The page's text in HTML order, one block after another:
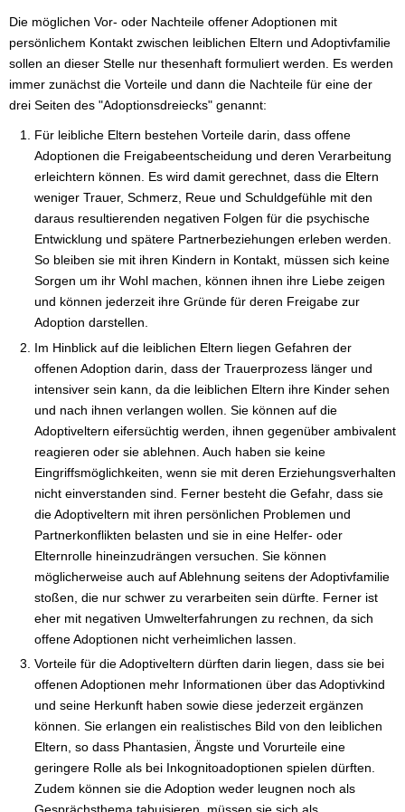
Die möglichen Vor- oder Nachteile offener Adoptionen mit
persönlichem Kontakt zwischen leiblichen Eltern und Adoptivfamilie
sollen an dieser Stelle nur thesenhaft formuliert werden. Es werden
immer zunächst die Vorteile und dann die Nachteile für eine der
drei Seiten des "Adoptionsdreiecks" genannt:
Für leibliche Eltern bestehen Vorteile darin, dass offene
Adoptionen die Freigabeentscheidung und deren Verarbeitung
erleichtern können. Es wird damit gerechnet, dass die Eltern
weniger Trauer, Schmerz, Reue und Schuldgefühle mit den
daraus resultierenden negativen Folgen für die psychische
Entwicklung und spätere Partnerbeziehungen erleben werden.
So bleiben sie mit ihren Kindern in Kontakt, müssen sich keine
Sorgen um ihr Wohl machen, können ihnen ihre Liebe zeigen
und können jederzeit ihre Gründe für deren Freigabe zur
Adoption darstellen.
Im Hinblick auf die leiblichen Eltern liegen Gefahren der
offenen Adoption darin, dass der Trauerprozess länger und
intensiver sein kann, da die leiblichen Eltern ihre Kinder sehen
und nach ihnen verlangen wollen. Sie können auf die
Adoptiveltern eifersüchtig werden, ihnen gegenüber ambivalent
reagieren oder sie ablehnen. Auch haben sie keine
Eingriffsmöglichkeiten, wenn sie mit deren Erziehungsverhalten
nicht einverstanden sind. Ferner besteht die Gefahr, dass sie
die Adoptiveltern mit ihren persönlichen Problemen und
Partnerkonflikten belasten und sie in eine Helfer- oder
Elternrolle hineinzudrängen versuchen. Sie können
möglicherweise auch auf Ablehnung seitens der Adoptivfamilie
stoßen, die nur schwer zu verarbeiten sein dürfte. Ferner ist
eher mit negativen Umwelterfahrungen zu rechnen, da sich
offene Adoptionen nicht verheimlichen lassen.
Vorteile für die Adoptiveltern dürften darin liegen, dass sie bei
offenen Adoptionen mehr Informationen über das Adoptivkind
und seine Herkunft haben sowie diese jederzeit ergänzen
können. Sie erlangen ein realistisches Bild von den leiblichen
Eltern, so dass Phantasien, Ängste und Vorurteile eine
geringere Rolle als bei Inkognitoadoptionen spielen dürften.
Zudem können sie die Adoption weder leugnen noch als
Gesprächsthema tabuisieren, müssen sie sich als